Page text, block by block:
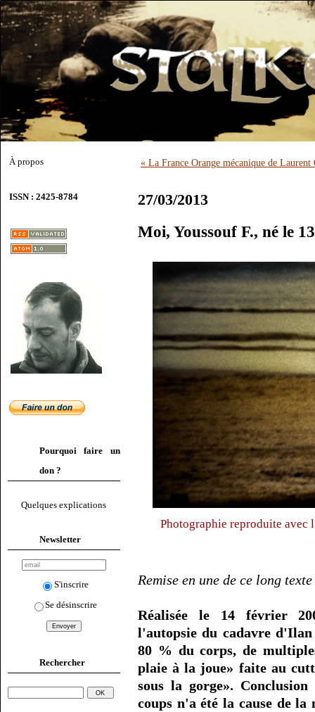
À propos
ISSN : 2425-8784
Pourquoi faire un
don ?
Quelques explications
Newsletter
S'inscrire
Se désinscrire
Rechercher
« La France Orange mécanique de Laurent
27/03/2013
Moi, Youssouf F., né le
Photographie reproduite
Remise en une de ce long
Réalisée le 14 février
l'autopsie du cadavre
80 % du corps, de
plaie à la joue» faite au
sous la gorge».
coups n'a été la cause de la